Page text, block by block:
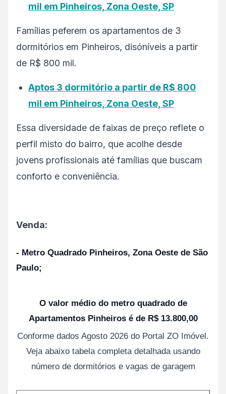
mil em Pinheiros, Zona Oeste, SP
Famílias peferem os apartamentos de 3
dormitórios em Pinheiros, disóníveis a partir
de R$ 800 mil.
Aptos 3 dormitório a partir de R$ 800
mil em Pinheiros, Zona Oeste, SP
Essa diversidade de faixas de preço reflete o
perfil misto do bairro, que acolhe desde
jovens profissionais até famílias que buscam
conforto e conveniência.
Venda:
- Metro Quadrado Pinheiros, Zona Oeste de São
Paulo;
O valor médio do metro quadrado de
Apartamentos Pinheiros é de R$ 13.800,00
Conforme dados Agosto 2026 do Portal ZO Imóvel.
Veja abaixo tabela completa detalhada usando
número de dormitórios e vagas de garagem